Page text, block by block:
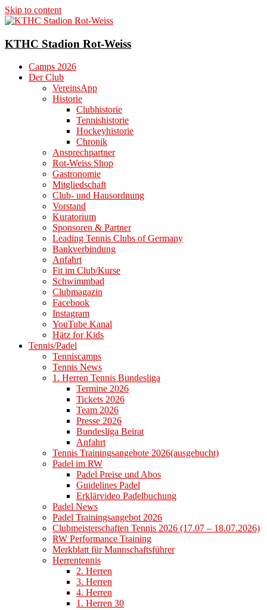
Skip to content
KTHC Stadion Rot-Weiss
Camps 2026
Der Club
VereinsApp
Historie
Clubhistorie
Tennishistorie
Hockeyhistorie
Chronik
Ansprechpartner
Rot-Weiss Shop
Gastronomie
Mitgliedschaft
Club- und Hausordnung
Vorstand
Kuratorium
Sponsoren & Partner
Leading Tennis Clubs of Germany
Bankverbindung
Anfahrt
Fit im Club/Kurse
Schwimmbad
Clubmagazin
Facebook
Instagram
YouTube Kanal
Hätz for Kids
Tennis/Padel
Tenniscamps
Tennis News
1. Herren Tennis Bundesliga
Termine 2026
Tickets 2026
Team 2026
Presse 2026
Bundesliga Beirat
Anfahrt
Tennis Trainingsangebote 2026(ausgebucht)
Padel im RW
Padel Preise und Abos
Guidelines Padel
Erklärvideo Padelbuchung
Padel News
Padel Trainingsangebot 2026
Clubmeisterschaften Tennis 2026 (17.07 – 18.07.2026)
RW Performance Training
Merkblatt für Mannschaftsführer
Herrentennis
2. Herren
3. Herren
4. Herren
1. Herren 30